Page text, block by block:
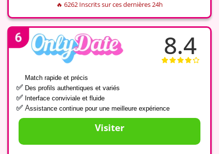
🔥 6262 Inscrits sur ces dernières 24h
8.4
Match rapide et précis
✅ Des profils authentiques et variés
✅ Interface conviviale et fluide
✅ Assistance continue pour une meilleure expérience
Visiter